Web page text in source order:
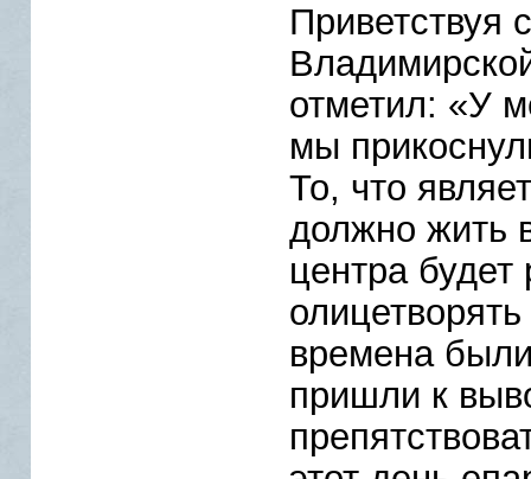
Приветствуя
отметил: «У
мы
То, что
должно жить
центра
времена
пришли к